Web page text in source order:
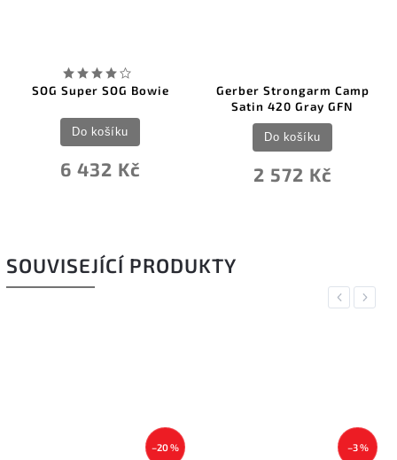
Bowie
Gerber Strongarm Camp
Satin 420 Gray GFN
Gerber
Blade
SOUVISEJÍCÍ PRODUKTY
Previous
Next